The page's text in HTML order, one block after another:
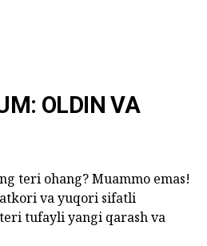
OLDIN VA
teri ohang? Muammo emas!
va yuqori sifatli
tufayli yangi qarash va